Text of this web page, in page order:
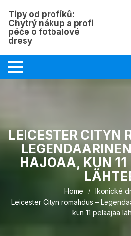
content
Tipy od profíků:
Chytrý nákup a profi
péče o fotbalové
dresy
LEICESTER CITYN
HAJOAA, KUN
Home
Ikonické
Leicester Cityn romahdus –
kun 11 pelaajaa